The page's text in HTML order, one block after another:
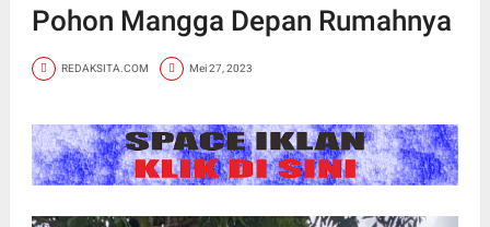
Pohon Mangga Depan Rumahnya
REDAKSITA.COM Mei 27, 2023